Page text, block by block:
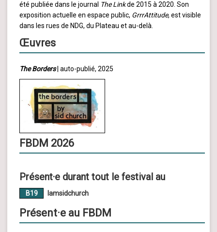
été publiée dans le journal The Linkde 2015 à 2020. Son
exposition actuelle en espace public, GrrrAttitude, est visible
dans les rues de NDG, du Plateau et au-delà.
Œuvres
The Borders| auto-publié, 2025
FBDM 2026
Présent·e durant tout le festival au
B19 Iamsidchurch
Présent·e au FBDM